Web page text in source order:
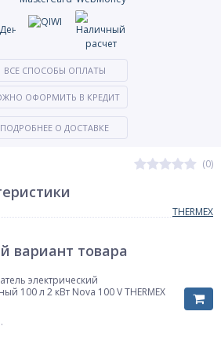
(0)
ВСЕ СПОСОБЫ ОПЛАТЫ
ОФОРМИТЬ В КРЕДИТ
ПОДРОБНЕЕ О ДОСТАВКЕ
THERMEX
вариант товара
электрический
100 л 2 кВт Nova 100 V THERMEX